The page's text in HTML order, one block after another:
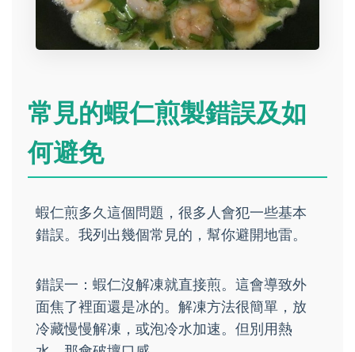
常見的蝦仁煎製錯誤及如
何避免
蝦仁煎多久這個問題，很多人會犯一些基本
錯誤。我列出幾個常見的，幫你避開地雷。
錯誤一：蝦仁沒解凍就直接煎。這會導致外
面焦了裡面還是冰的。解凍方法很簡單，放
冷藏慢慢解凍，或泡冷水加速。但別用熱